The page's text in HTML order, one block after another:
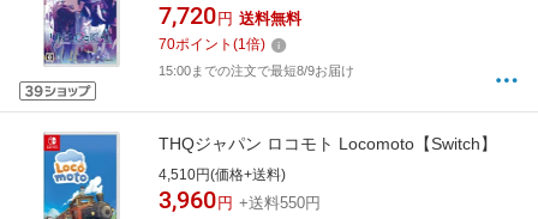
7,720 円 送料無料
70ポイント (1倍)
15:00までの注文で最短8/9お届け
THQジャパン ロコモト Locomoto【Switch】
4,510円(価格+送料)
3,960 円 +送料550円